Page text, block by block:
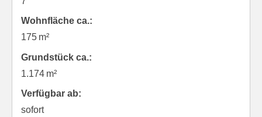
Wohnfläche ca.:
175 m²
Grund­stück ca.:
1.174 m²
Verfügbar ab:
sofort